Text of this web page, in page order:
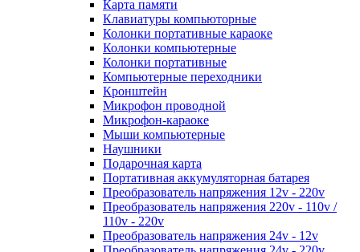
Карта памяти
Клавиатуры компьюторные
Колонки портативные караоке
Колонки компьютерные
Колонки портативные
Компьютерные переходники
Кронштейн
Микрофон проводной
Микрофон-караоке
Мыши компьютерные
Наушники
Подарочная карта
Портативная аккумуляторная батарея
Преобразователь напряжения 12v - 220v
Преобразователь напряжения 220v - 110v /
110v - 220v
Преобразователь напряжения 24v - 12v